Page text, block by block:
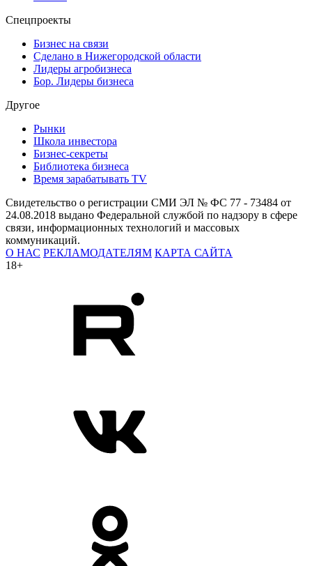
Спецпроекты
Бизнес на связи
Сделано в Нижегородской области
Лидеры агробизнеса
Бор. Лидеры бизнеса
Другое
Рынки
Школа инвестора
Бизнес-секреты
Библиотека бизнеса
Время зарабатывать TV
Свидетельство о регистрации СМИ ЭЛ № ФС 77 - 73484 от
24.08.2018 выдано Федеральной службой по надзору в сфере
связи, информационных технологий и массовых
коммуникаций.
О НАС РЕКЛАМОДАТЕЛЯМ КАРТА САЙТА
18+